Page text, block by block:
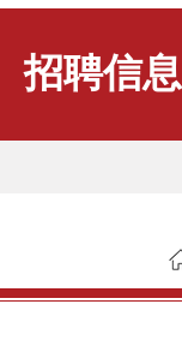
招聘信息